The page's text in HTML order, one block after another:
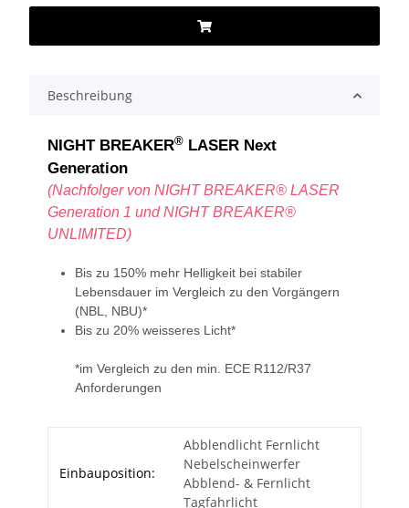
Beschreibung
NIGHT BREAKER® LASER Next
Generation
(Nachfolger von NIGHT BREAKER® LASER
Generation 1 und NIGHT BREAKER®
UNLIMITED)
Bis zu 150% mehr Helligkeit bei stabiler
Lebensdauer im Vergleich zu den Vorgängern
(NBL, NBU)*
Bis zu 20% weisseres Licht*
*im Vergleich zu den min. ECE R112/R37
Anforderungen
Einbauposition:
Abblendlicht Fernlicht
Nebelscheinwerfer
Abblend- & Fernlicht
Tagfahrlicht